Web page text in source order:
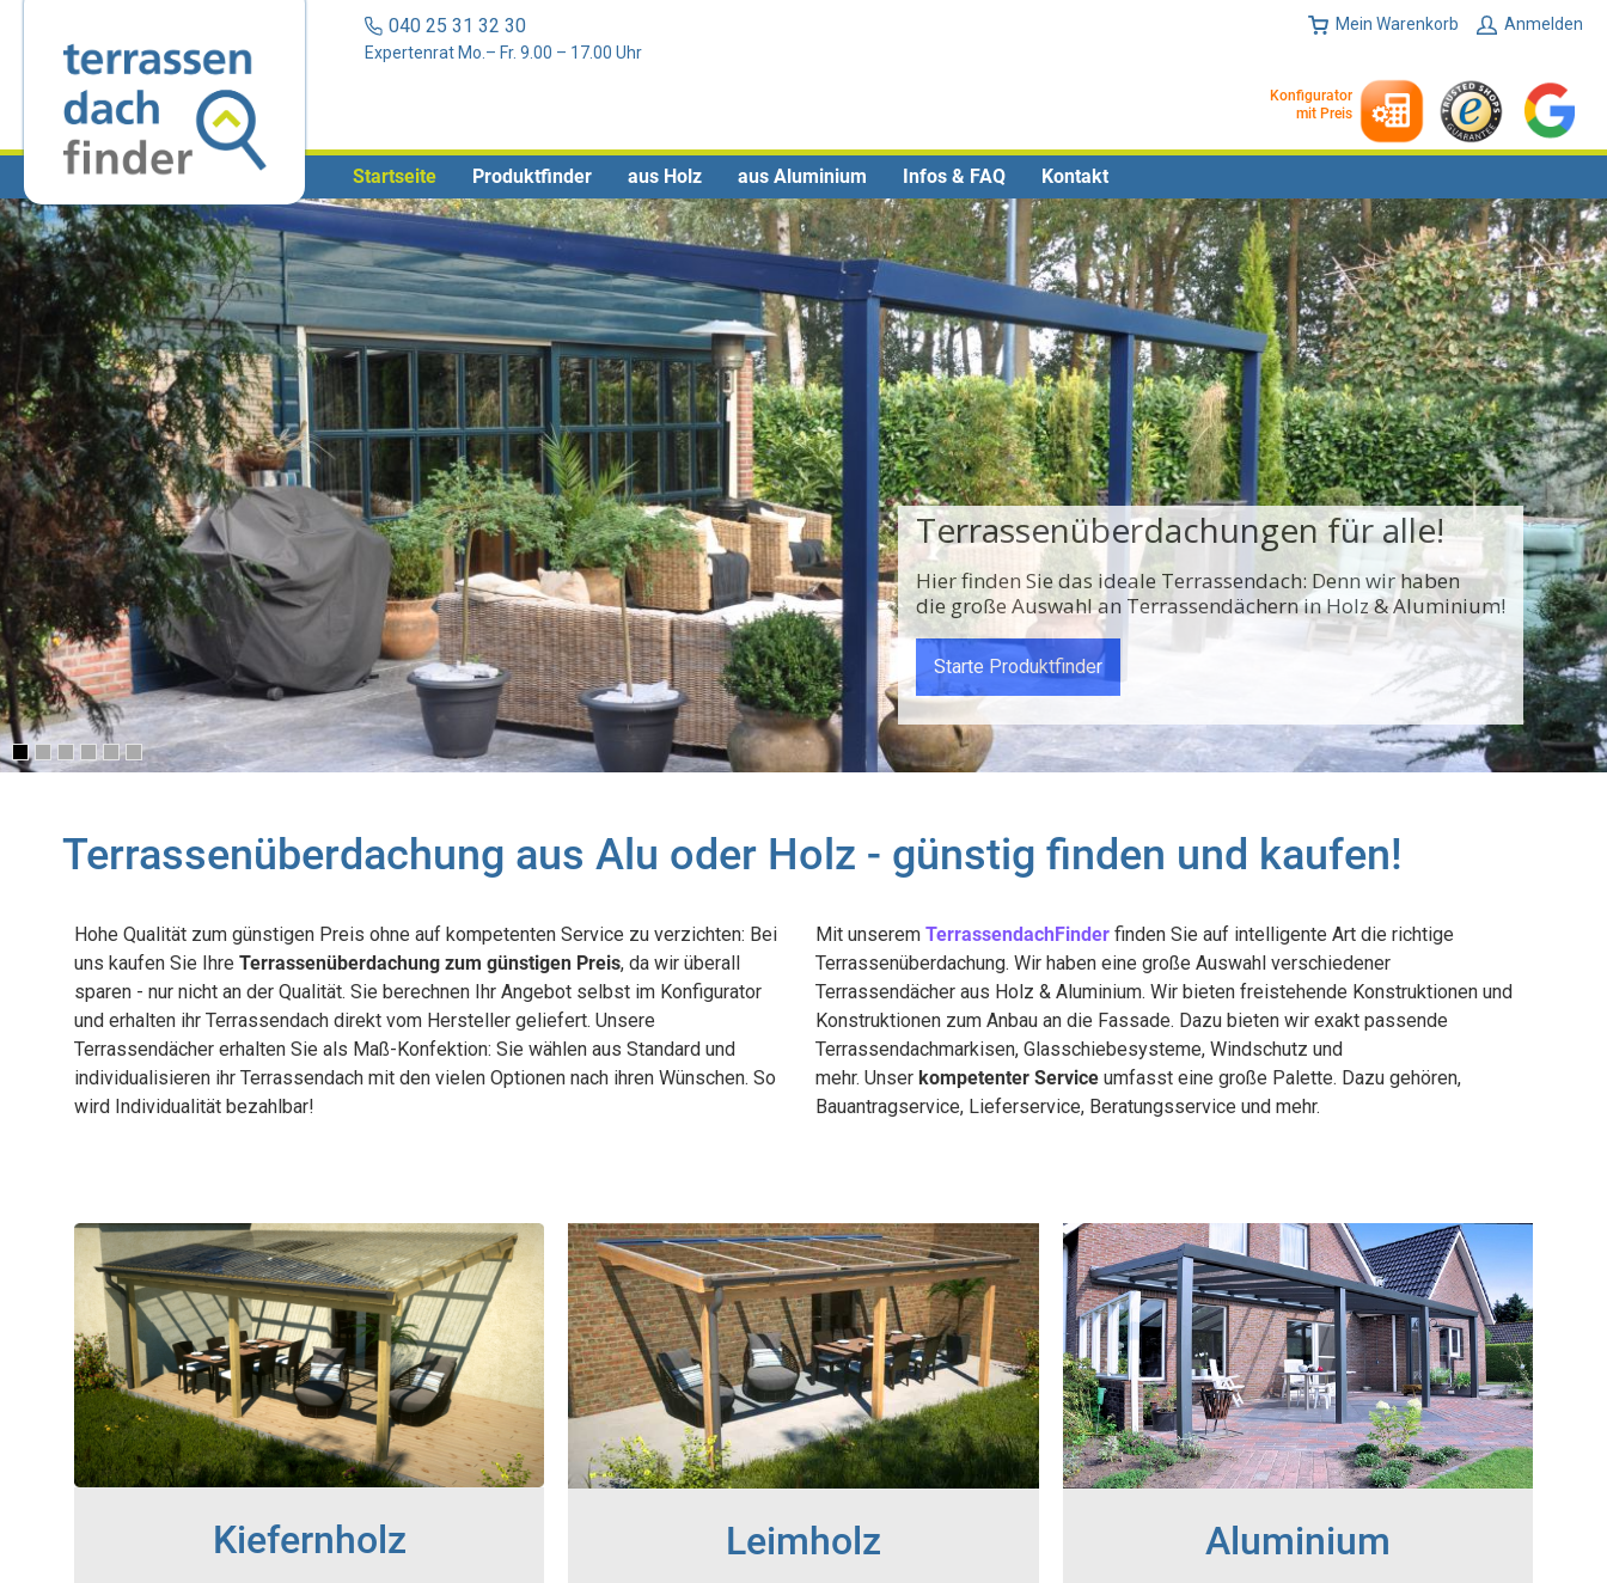
040 25 31 32 30
Expertenrat Mo.– Fr. 9.00 – 17.00 Uhr
Anmelden
Mein Warenkorb
Konfigurator
mit Preis
Startseite Produktfinder aus Holz aus Aluminium Infos & FAQ Kontakt
Terrassendächer aus Aluminium
Pflegeleichte Kontruktion in ihrer Wunschfarbe mit
langer Haltbarkeit und eleganten Design
Infos Alu-Terrassendächer
Terrassenüberdachung aus Alu oder Holz - günstig finden und kaufen!
Hohe Qualität zum günstigen Preis ohne auf kompetenten Service zu verzichten: Bei
uns kaufen Sie Ihre Terrassenüberdachung zum günstigen Preis, da wir überall
sparen - nur nicht an der Qualität. Sie berechnen Ihr Angebot selbst im Konfigurator
und erhalten ihr Terrassendach direkt vom Hersteller geliefert. Unsere
Terrassendächer erhalten Sie als Maß-Konfektion: Sie wählen aus Standard und
individualisieren ihr Terrassendach mit den vielen Optionen nach ihren Wünschen. So
wird Individualität bezahlbar!
Mit unserem TerrassendachFinder finden Sie auf intelligente Art die richtige
Terrassenüberdachung. Wir haben eine große Auswahl verschiedener
Terrassendächer aus Holz & Aluminium. Wir bieten freistehende Konstruktionen und
Konstruktionen zum Anbau an die Fassade. Dazu bieten wir exakt passende
Terrassendachmarkisen, Glasschiebesysteme, Windschutz und
mehr. Unser kompetenter Service umfasst eine große Palette. Dazu gehören,
Bauantragservice, Lieferservice, Beratungsservice und mehr.
Kiefernholz Leimholz Aluminium